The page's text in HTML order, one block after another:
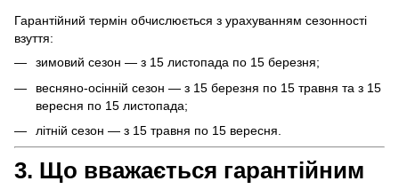
Гарантійний термін обчислюється з урахуванням сезонності
взуття:
зимовий сезон — з 15 листопада по 15 березня;
весняно-осінній сезон — з 15 березня по 15 травня та з 15
вересня по 15 листопада;
літній сезон — з 15 травня по 15 вересня.
3. Що вважається гарантійним